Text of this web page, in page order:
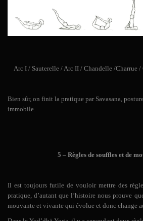
Arc I / Sauterelle / Arc II / Chandelle /Charrue
Bien sûr, on finit la pratique par Savasana,
immobile.
5 – Règles de souffles et de
Il est toujours futile de vouloir mettre des
pratique, d’autant que l’histoire nous prouve
mouvante et vivante qui évolue et donc change